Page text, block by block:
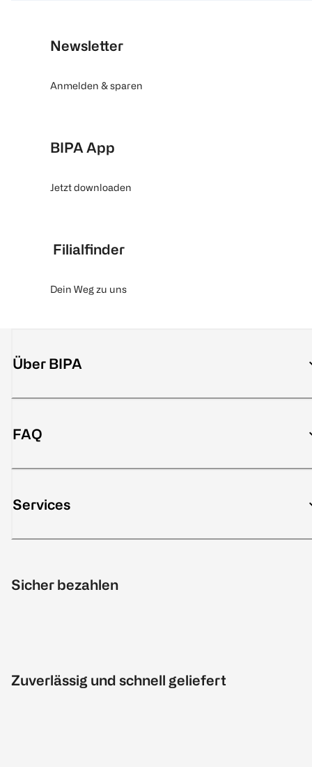
Newsletter
Anmelden & sparen
BIPA App
Jetzt downloaden
Filialfinder
Dein Weg zu uns
Über BIPA
FAQ
Services
Sicher bezahlen
Zuverlässig und schnell geliefert